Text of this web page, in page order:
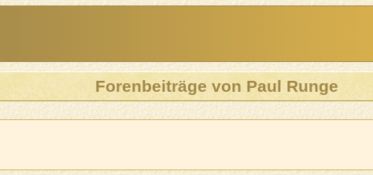
Forenbeiträge von Paul Runge